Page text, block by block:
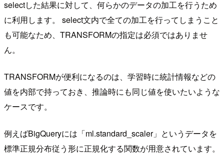
selectした結果に対して、何らかのデータの加工を行うため
に利用します。 select文内で全ての加工を行ってしまうこと
も可能なため、TRANSFORMの指定は必須ではありませ
ん。
TRANSFORMが便利になるのは、学習時に統計情報などの
値を内部で持っておき、推論時にも同じ値を使いたいような
ケースです。
例えばBigQueryには「ml.standard_scaler」というデータを
標準正規分布従う形に正規化する関数が用意されています。